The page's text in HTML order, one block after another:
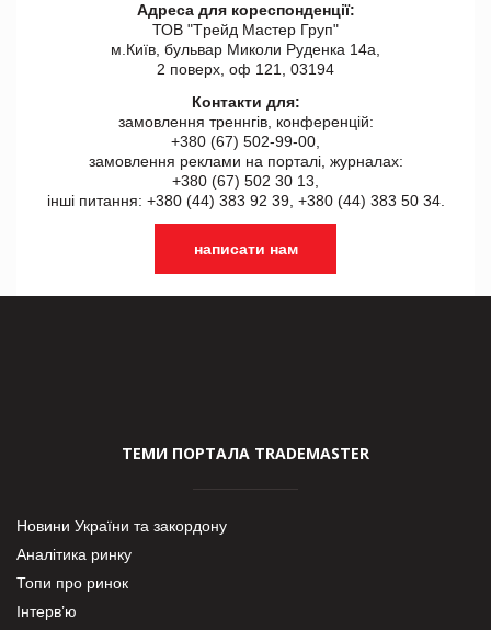
Адреса для кореспонденції:
ТОВ "Tрейд Мастер Груп"
м.Київ, бульвар Миколи Руденка 14а,
2 поверх, оф 121, 03194
Контакти для:
замовлення треннгів, конференцій:
+380 (67) 502-99-00,
замовлення реклами на порталі, журналах:
+380 (67) 502 30 13,
інші питання: +380 (44) 383 92 39, +380 (44) 383 50 34.
написати нам
ТЕМИ ПОРТАЛА TRADEMASTER
Новини України та закордону
Аналітика ринку
Топи про ринок
Інтерв’ю